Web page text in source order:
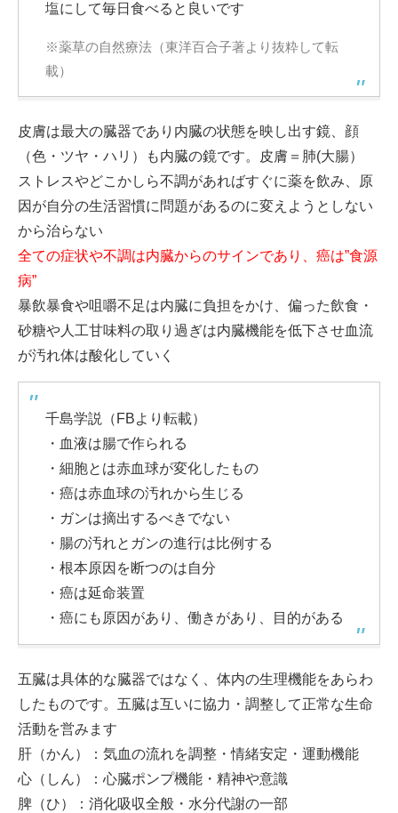
塩にして毎日食べると良いです
※薬草の自然療法（東洋百合子著より抜粋して転
載）
皮膚は最大の臓器であり内臓の状態を映し出す鏡、顔
（色・ツヤ・ハリ）も内臓の鏡です。皮膚＝肺(大腸）
ストレスやどこかしら不調があればすぐに薬を飲み、原
因が自分の生活習慣に問題があるのに変えようとしない
から治らない
全ての症状や不調は内臓からのサインであり、癌は”食源
病”
暴飲暴食や咀嚼不足は内臓に負担をかけ、偏った飲食・
砂糖や人工甘味料の取り過ぎは内臓機能を低下させ血流
が汚れ体は酸化していく
千島学説（FBより転載）
・血液は腸で作られる
・細胞とは赤血球が変化したもの
・癌は赤血球の汚れから生じる
・ガンは摘出するべきでない
・腸の汚れとガンの進行は比例する
・根本原因を断つのは自分
・癌は延命装置
・癌にも原因があり、働きがあり、目的がある
五臓は具体的な臓器ではなく、体内の生理機能をあらわ
したものです。五臓は互いに協力・調整して正常な生命
活動を営みます
肝（かん）：気血の流れを調整・情緒安定・運動機能
心（しん）：心臓ポンプ機能・精神や意識
脾（ひ）：消化吸収全般・水分代謝の一部